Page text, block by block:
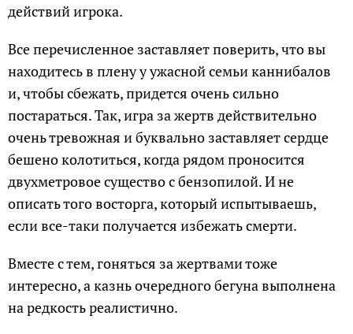
действий игрока.
Все перечисленное заставляет поверить, что вы
находитесь в плену у ужасной семьи каннибалов
и, чтобы сбежать, придется очень сильно
постараться. Так, игра за жертв действительно
очень тревожная и буквально заставляет сердце
бешено колотиться, когда рядом проносится
двухметровое существо с бензопилой. И не
описать того восторга, который испытываешь,
если все-таки получается избежать смерти.
Вместе с тем, гоняться за жертвами тоже
интересно, а казнь очередного бегуна выполнена
на редкость реалистично.